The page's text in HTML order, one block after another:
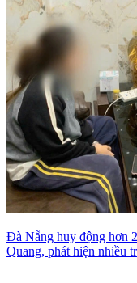
Đà Nẵng huy động hơn
Quang, phát hiện nhiều